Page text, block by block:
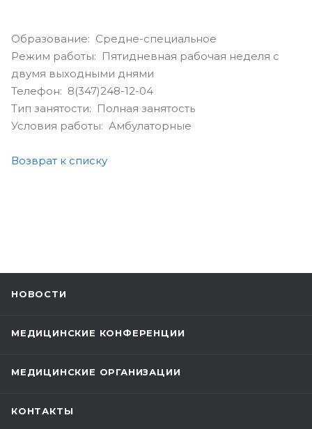
Образование: Средне-специальное
Режим работы: Пятидневная рабочая неделя с
двумя выходными днями
Телефон: 8(347)248-12-04
Тип занятости: Полная занятость
Условия работы: Амбулаторные
Возврат к списку
НОВОСТИ
МЕДИЦИНСКИЕ КОНФЕРЕНЦИИ
МЕДИЦИНСКИЕ ОРГАНИЗАЦИИ
КОНТАКТЫ